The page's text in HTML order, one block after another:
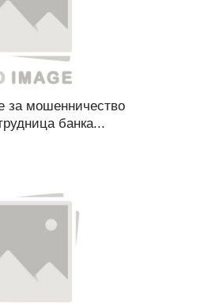
за мошенничество
банка...